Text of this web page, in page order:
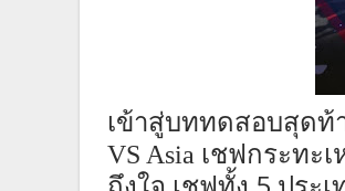
เข้าสู่บททดสอบสุดท้
VS Asia เชฟกระทะเ